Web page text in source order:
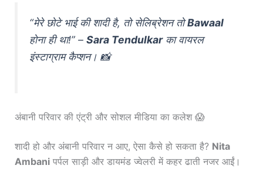
“मेरे छोटे भाई की शादी है, तो सेलिब्रेशन तोBawaal
होना ही था!” – Sara Tendulkarका वायरल
इंस्टाग्राम कैप्शन। 📸
अंबानी परिवार की एंट्री और सोशल मीडिया का कलेश 😱
शादी हो और अंबानी परिवार न आए, ऐसा कैसे हो सकता है? Nita
Ambaniपर्पल साड़ी और डायमंड ज्वेलरी में कहर ढाती नजर आईं।